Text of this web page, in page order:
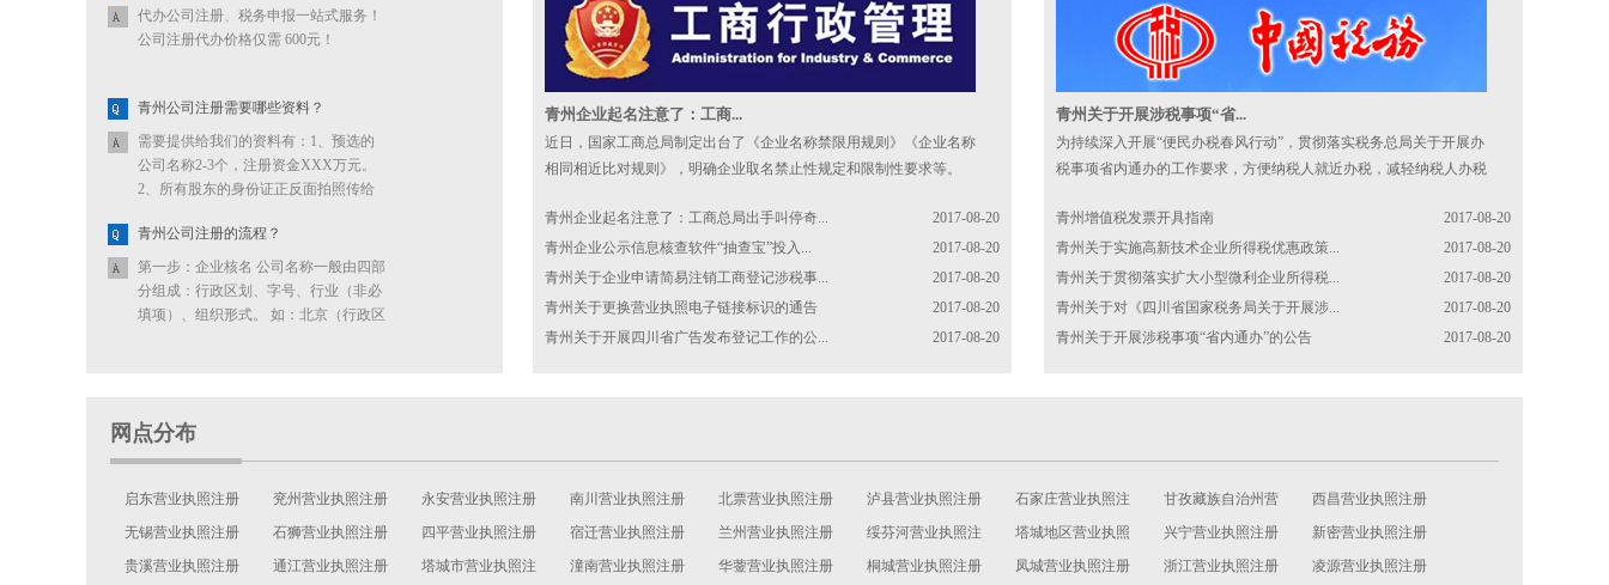
代办公司注册、税务申报一站式服务！
公司注册代办价格仅需 600元！
青州公司注册需要哪些资料？
需要提供给我们的资料有：1、预选的
公司名称2-3个，注册资金XXX万元。
2、所有股东的身份证正反面拍照传给
青州公司注册的流程？
第一步：企业核名 公司名称一般由四部
分组成：行政区划、字号、行业（非必
填项）、组织形式。 如：北京（行政区
青州企业起名注意了：工商...
近日，国家工商总局制定出台了《企业名称禁限用规则》《企业名称
相同相近比对规则》，明确企业取名禁止性规定和限制性要求等。
青州企业起名注意了：工商总局出手叫停奇...
2017-08-20
青州企业公示信息核查软件“抽查宝”投入...
2017-08-20
青州关于企业申请简易注销工商登记涉税事...
2017-08-20
青州关于更换营业执照电子链接标识的通告
2017-08-20
青州关于开展四川省广告发布登记工作的公...
2017-08-20
青州关于开展涉税事项“省...
为持续深入开展“便民办税春风行动”，贯彻落实税务总局关于开展办
税事项省内通办的工作要求，方便纳税人就近办税，减轻纳税人办税
青州增值税发票开具指南
2017-08-20
青州关于实施高新技术企业所得税优惠政策...
2017-08-20
青州关于贯彻落实扩大小型微利企业所得税...
2017-08-20
青州关于对《四川省国家税务局关于开展涉...
2017-08-20
青州关于开展涉税事项“省内通办”的公告
2017-08-20
网点分布
启东营业执照注册 兖州营业执照注册 永安营业执照注册 南川营业执照注册 北票营业执照注册 泸县营业执照注册
石家庄营业执照注
册
甘孜藏族自治州营
业执照注册
西昌营业执照注册
无锡营业执照注册
石狮营业执照注册 四平营业执照注册 宿迁营业执照注册 兰州营业执照注册
绥芬河营业执照注
册
塔城地区营业执照
注册
兴宁营业执照注册
新密营业执照注册
贵溪营业执照注册
通江营业执照注册 塔城市营业执照注 潼南营业执照注册 华蓥营业执照注册 桐城营业执照注册 凤城营业执照注册 浙江营业执照注册 凌源营业执照注册